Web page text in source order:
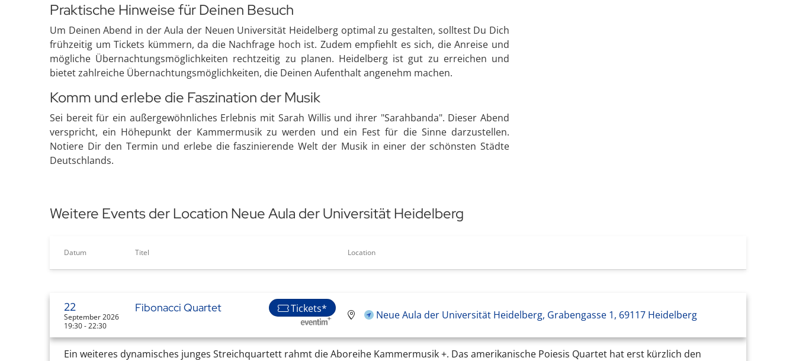
Praktische Hinweise für Deinen Besuch
Um Deinen Abend in der Aula der Neuen Universität Heidelberg optimal zu gestalten, solltest Du Dich
frühzeitig um Tickets kümmern, da die Nachfrage hoch ist. Zudem empfiehlt es sich, die Anreise und
mögliche Übernachtungsmöglichkeiten rechtzeitig zu planen. Heidelberg ist gut zu erreichen und
bietet zahlreiche Übernachtungsmöglichkeiten, die Deinen Aufenthalt angenehm machen.
Komm und erlebe die Faszination der Musik
Sei bereit für ein außergewöhnliches Erlebnis mit Sarah Willis und ihrer "Sarahbanda". Dieser Abend
verspricht, ein Höhepunkt der Kammermusik zu werden und ein Fest für die Sinne darzustellen.
Notiere Dir den Termin und erlebe die faszinierende Welt der Musik in einer der schönsten Städte
Deutschlands.
Weitere Events der Location Neue Aula der Universität Heidelberg
Datum Titel Location
22
September 2026
19:30 - 22:30
Fibonacci Quartet Tickets*
Neue Aula der Universität Heidelberg, Grabengasse 1, 69117 Heidelberg
Ein weiteres dynamisches junges Streichquartett rahmt die Aboreihe Kammermusik +. Das amerikanische Poiesis Quartet hat erst kürzlich den